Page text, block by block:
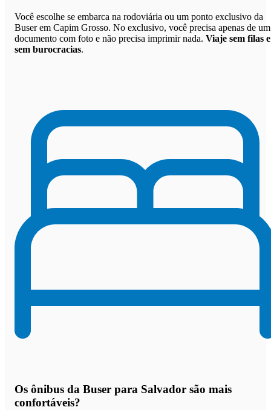
Você escolhe se embarca na rodoviária ou um ponto exclusivo da
Buser em Capim Grosso. No exclusivo, você precisa apenas de um
documento com foto e não precisa imprimir nada. Viaje sem filas e
sem burocracias.
Os ônibus da Buser para Salvador são mais
confortáveis?